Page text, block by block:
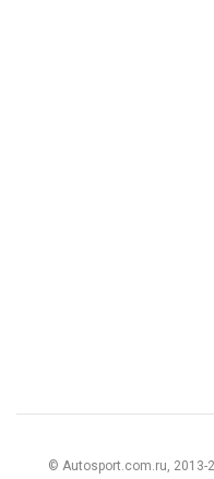
© Autosport.com.ru, 2013-